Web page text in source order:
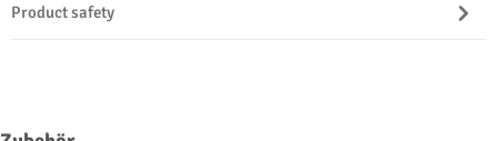
Product safety